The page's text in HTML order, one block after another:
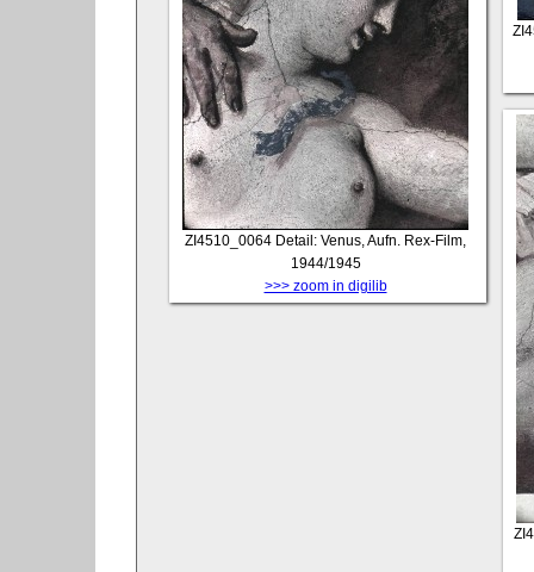
ZI4510_0064 Detail: Venus, Aufn. Rex-Film,
1944/1945
>>> zoom in digilib